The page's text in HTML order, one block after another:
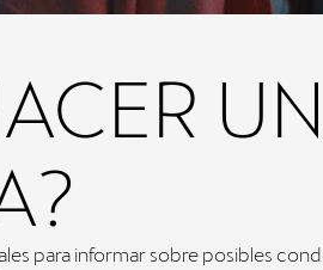
para informar sobre posibles